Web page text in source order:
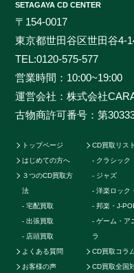
めに、各ジャンルに精
一つ丁寧に査定を行わ
データに加えて世界中
せ、ただ買い取るだけ
確な」査定はどこにも
古相場は日々変動して
世界基準の価格相場で
トワークだけでなく、
の海外ネットワークも
も高く買取ることが可
実現することができま
高音質盤か通常盤で全
SETAGAYA CD CENTER
〒154-0017
東京都世田谷区世田谷4-
TEL:0120-575-577
営業時間：10:00~19:00
運営会社：株式会社
古物商許可番号：第
トップページ
はじめての方へ
３つのCD買取方
法
宅配買取
出張買取
店頭買取
よくある質問
お客様の声
CD買取リスト
クラシック
ジャズ
洋楽ロック
邦楽・J-
ゲーム・ア
ラ
CD買取コラ
CD買取全国